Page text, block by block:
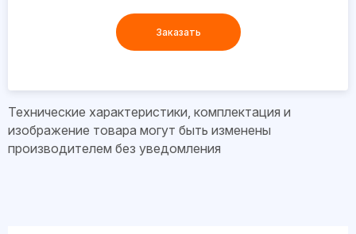
Заказать
Технические характеристики, комплектация и
изображение товара могут быть изменены
производителем без уведомления